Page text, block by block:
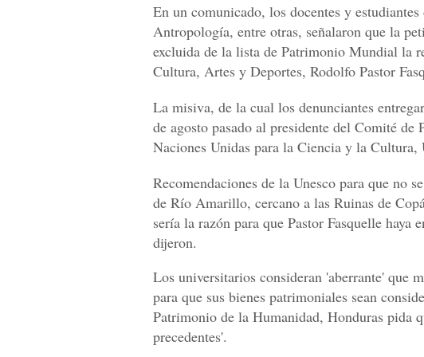
En un comunicado, los docentes y
Antropología, entre otras, señalaron que la
excluida de la lista de Patrimonio Mundial la
Cultura, Artes y Deportes, Rodolfo Pastor
La misiva, de la cual los denunciantes
de agosto pasado al presidente del Comité
Naciones Unidas para la Ciencia y la Cultura,
Recomendaciones de la Unesco para que no
de Río Amarillo, cercano a las Ruinas de
sería la razón para que Pastor Fasquelle haya
dijeron.
Los universitarios consideran 'aberrante' que
para que sus bienes patrimoniales sean
Patrimonio de la Humanidad, Honduras pida
precedentes'.